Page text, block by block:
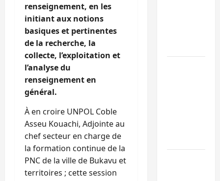
renseignement, en les
initiant aux notions
basiques et pertinentes
de la recherche, la
collecte, l’exploitation et
l’analyse du
renseignement en
général.
À en croire UNPOL Coble
Asseu Kouachi, Adjointe au
chef secteur en charge de
la formation continue de la
PNC de la ville de Bukavu et
territoires ; cette session